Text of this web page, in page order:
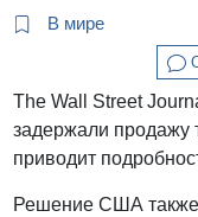
В мире
The Wall Street
задержали продажу
приводит
Решение США также